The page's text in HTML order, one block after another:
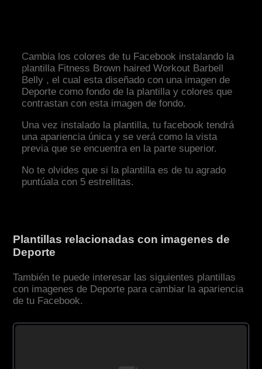
Cambia los colores de tu Facebook instalando la
plantilla Fitness Brown haired Workout Barbell
Belly , el cual esta diseñado con una imagen de
Deporte como fondo de la plantilla y colores que
contrastan con esta imagen de fondo.
Una vez instalado la plantilla, tu facebook tendrá
una apariencia única y se verá como la vista
previa que se encuentra en la parte superior.
No te olvides que si la plantilla es de tu agrado
puntúala con 5 estrellitas.
Plantillas relacionadas con imagenes de
Deporte
También te puede interesar las siguientes plantillas
con imagenes de Deporte para cambiar la apariencia
de tu Facebook.